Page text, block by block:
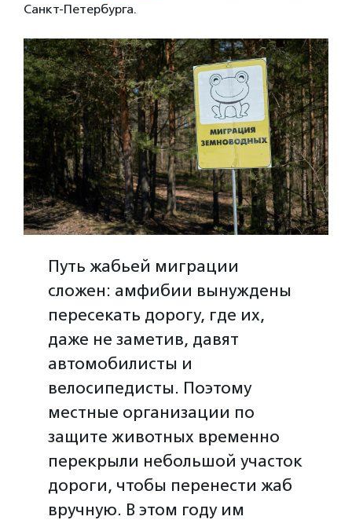
Санкт-Петербурга.
Путь жабьей миграции
сложен: амфибии вынуждены
пересекать дорогу, где их,
даже не заметив, давят
автомобилисты и
велосипедисты. Поэтому
местные организации по
защите животных временно
перекрыли небольшой участок
дороги, чтобы перенести жаб
вручную. В этом году им